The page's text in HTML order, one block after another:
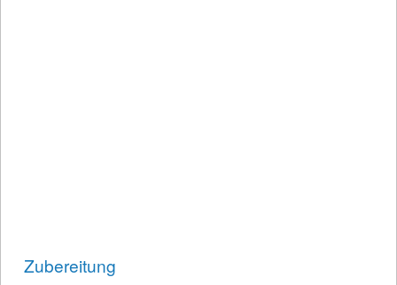
Zubereitung